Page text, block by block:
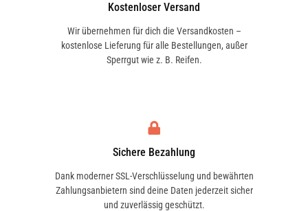
Kostenloser Versand
Wir übernehmen für dich die Versandkosten –
kostenlose Lieferung für alle Bestellungen, außer
Sperrgut wie z. B. Reifen.
Sichere Bezahlung
Dank moderner SSL-Verschlüsselung und bewährten
Zahlungsanbietern sind deine Daten jederzeit sicher
und zuverlässig geschützt.